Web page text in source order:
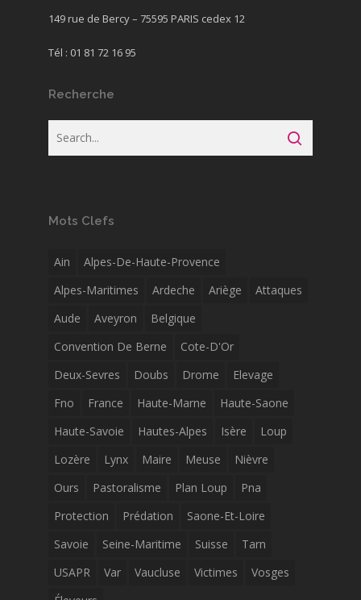
149 rue de Bercy – 75595 PARIS cedex 12
Tél : 01 81 72 16 95
Recherche
Mots Clefs
Ain
Alpes-De-Haute-Provence
Alpes-Maritimes
Ardeche Ariège
Attaques
Aude
Aveyron
Belgique
Convention De Berne
Cote-D'Or
Deux-Sevres
Doubs Drome
Elevage
Fno
France Haute-Marne
Haute-Saone
Haute-Savoie
Hautes-Alpes Isère
Loup
Lozère
Lynx Maire Meuse
Nièvre
Ours
Pastoralisme Plan Loup
Pna
Protection
Prédation
Saone-Et-Loire
Savoie
Seine-Maritime Suisse
Tarn
USAPR
Var Vaucluse Victimes
Vosges